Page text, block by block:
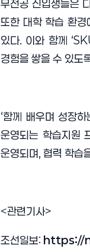
무전공 신입생들은
또한 대학 학습 환
있다. 이와 함께
경험을 쌓을 수 있도
‘함께 배우며 성장
운영되는 학습지원
운영되며, 협력 학습
<관련기사>
조선일보: https://
(새 창 열